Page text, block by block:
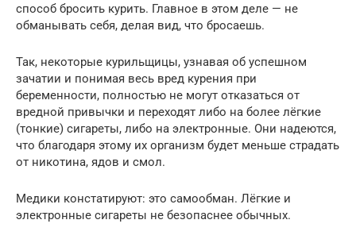
способ бросить курить. Главное в этом деле — не
обманывать себя, делая вид, что бросаешь.
Так, некоторые курильщицы, узнавая об успешном
зачатии и понимая весь вред курения при
беременности, полностью не могут отказаться от
вредной привычки и переходят либо на более лёгкие
(тонкие) сигареты, либо на электронные. Они надеются,
что благодаря этому их организм будет меньше страдать
от никотина, ядов и смол.
Медики констатируют: это самообман. Лёгкие и
электронные сигареты не безопаснее обычных.